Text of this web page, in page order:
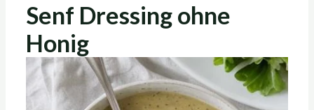
Senf Dressing ohne
Honig